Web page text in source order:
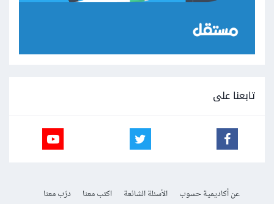
تابعنا على
عن أكاديمية حسوب الأسئلة الشائعة اكتب معنا
درّب معنا